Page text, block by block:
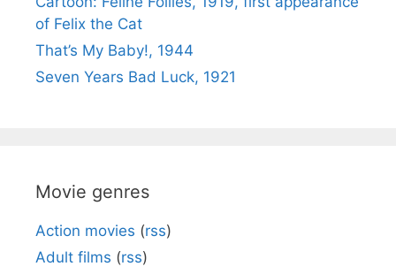
of Felix the Cat
That’s My Baby!, 1944
Seven Years Bad Luck, 1921
Movie genres
Action movies (rss)
Adult films (rss)